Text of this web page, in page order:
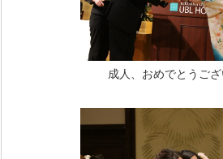
成人、おめでとうご